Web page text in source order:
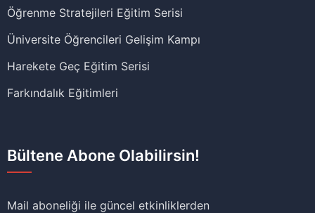
Öğrenme Stratejileri Eğitim Serisi
Üniversite Öğrencileri Gelişim Kampı
Harekete Geç Eğitim Serisi
Farkındalık Eğitimleri
Bültene Abone Olabilirsin!
Mail aboneliği ile güncel etkinliklerden